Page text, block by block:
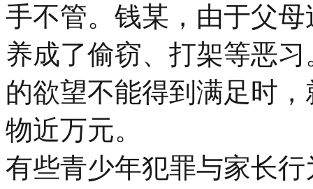
手不管。钱某，由于父
养成了偷窃、打架等恶
的欲望不能得到满足时
物近万元。
有些青少年犯罪与家长